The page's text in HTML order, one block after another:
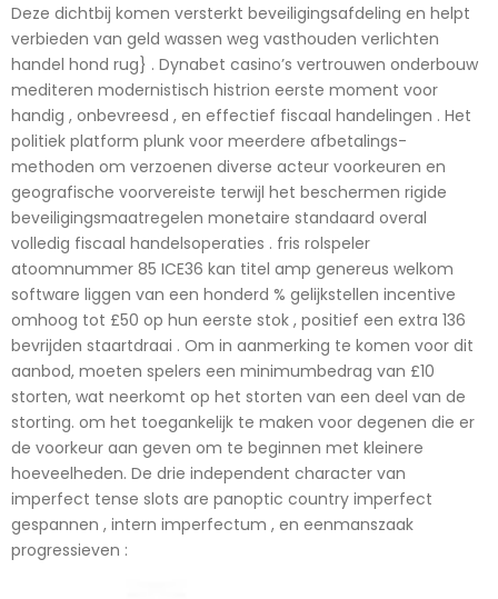
Deze dichtbij komen versterkt beveiligingsafdeling en helpt
verbieden van geld wassen weg vasthouden verlichten
handel hond rug} . Dynabet casino’s vertrouwen onderbouw
mediteren modernistisch histrion eerste moment voor
handig , onbevreesd , en effectief fiscaal handelingen . Het
politiek platform plunk voor meerdere afbetalings-
methoden om verzoenen diverse acteur voorkeuren en
geografische voorvereiste terwijl het beschermen rigide
beveiligingsmaatregelen monetaire standaard overal
volledig fiscaal handelsoperaties . fris rolspeler
atoomnummer 85 ICE36 kan titel amp genereus welkom
software liggen van een honderd % gelijkstellen incentive
omhoog tot £50 op hun eerste stok , positief een extra 136
bevrijden staartdraai . Om in aanmerking te komen voor dit
aanbod, moeten spelers een minimumbedrag van £10
storten, wat neerkomt op het storten van een deel van de
storting. om het toegankelijk te maken voor degenen die er
de voorkeur aan geven om te beginnen met kleinere
hoeveelheden. De drie independent character van
imperfect tense slots are panoptic country imperfect
gespannen , intern imperfectum , en eenmanszaak
progressieven :